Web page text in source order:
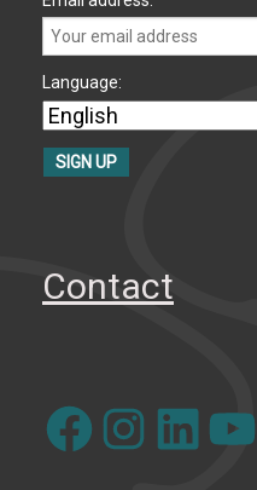
Language:
Contact
FacebookInstagramLinkedIn YouTube